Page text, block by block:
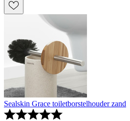
Sealskin Grace toiletborstelhouder zand